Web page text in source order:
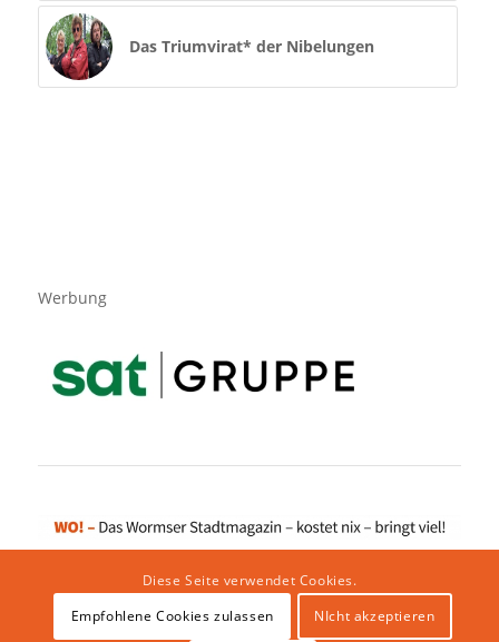
Das Triumvirat* der Nibelungen
Werbung
Impressum|Datenschutzerklärung|Website von klicklabor.de |
Diese Seite verwendet Cookies.
Empfohlene Cookies zulassen
NIcht akzeptieren